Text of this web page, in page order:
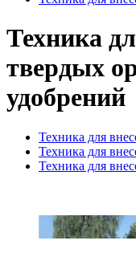
Техника
твердых
удобрений
Техника для
Техника для
Техника для